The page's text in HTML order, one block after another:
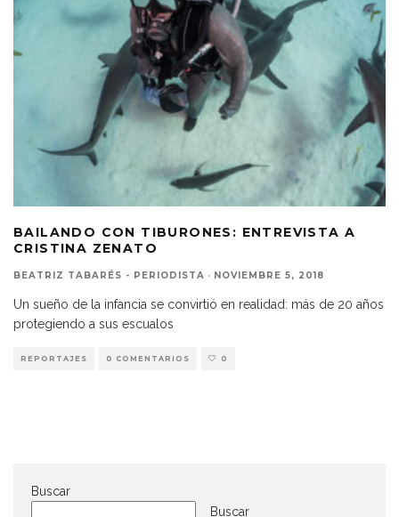
BAILANDO CON TIBURONES: ENTREVISTA A
CRISTINA ZENATO
BEATRIZ TABARÉS - PERIODISTA · NOVIEMBRE 5, 2018
Un sueño de la infancia se convirtió en realidad: más de 20 años
protegiendo a sus escualos
REPORTAJES 0 COMENTARIOS 0
Buscar
Buscar